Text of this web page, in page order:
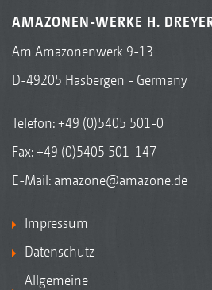
AMAZONEN-WERKE H.
Am Amazonenwerk 9-13
D-49205 Hasbergen - Germany
Telefon:+49 (0)5405 501-0
Fax: +49 (0)5405 501-147
E-Mail: amazone@amazone.de
Impressum
Datenschutz
Allgemeine